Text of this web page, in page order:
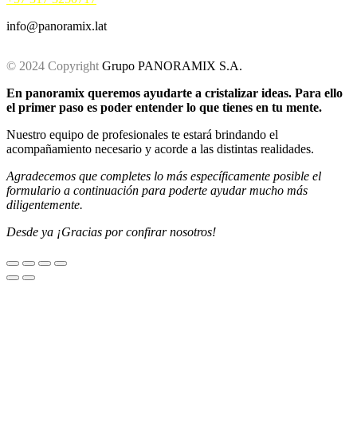
info@panoramix.lat
© 2024 Copyright Grupo PANORAMIX S.A.
En panoramix queremos ayudarte a cristalizar ideas. Para ello
el primer paso es poder entender lo que tienes en tu mente.
Nuestro equipo de profesionales te estará brindando el
acompañamiento necesario y acorde a las distintas realidades.
Agradecemos que completes lo más específicamente posible el
formulario a continuación para poderte ayudar mucho más
diligentemente.
Desde ya ¡Gracias por confirar nosotros!